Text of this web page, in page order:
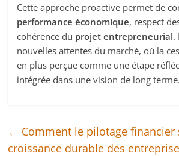
Cette approche proactive permet de
performance économique, respect
cohérence du projet entrepreneurial.
nouvelles attentes du marché, où la
en plus perçue comme une étape
intégrée dans une vision de long terme.
← Comment le pilotage financier
croissance durable des